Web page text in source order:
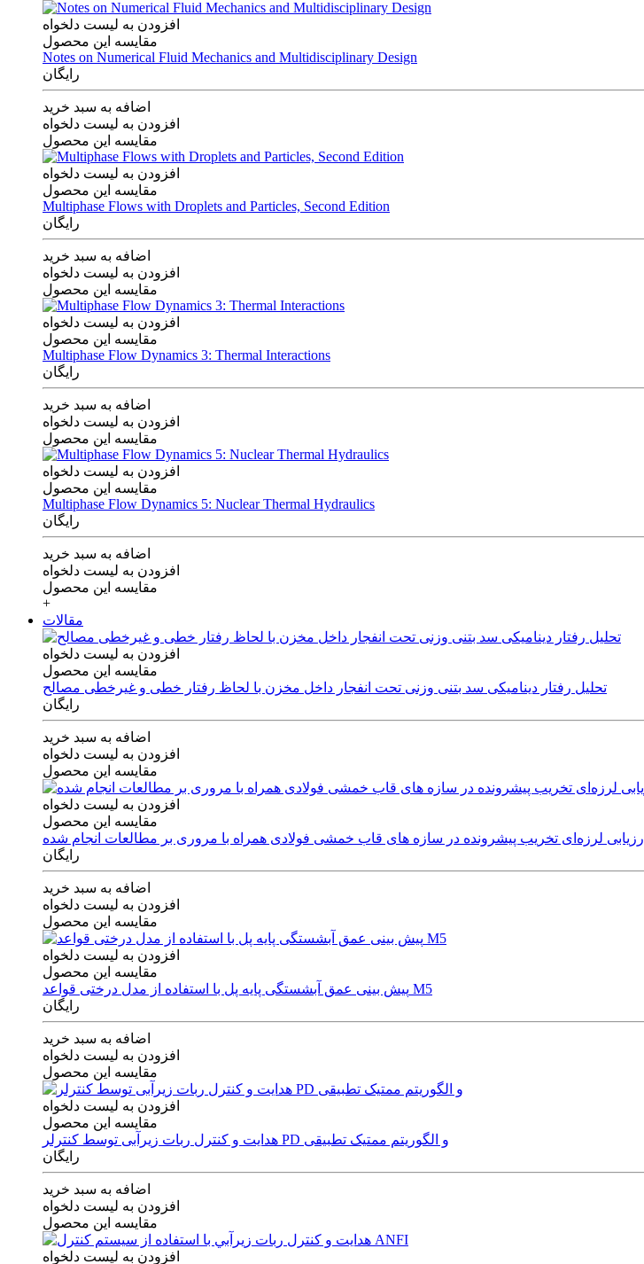
افزودن به لیست دلخواه
مقایسه این محصول
Notes on Numerical Fluid Mechanics and Multidisciplinary Design
رایگان
اضافه به سبد خرید
افزودن به لیست دلخواه
مقایسه این محصول
افزودن به لیست دلخواه
مقایسه این محصول
Multiphase Flows with Droplets and Particles, Second Edition
رایگان
اضافه به سبد خرید
افزودن به لیست دلخواه
مقایسه این محصول
افزودن به لیست دلخواه
مقایسه این محصول
Multiphase Flow Dynamics 3: Thermal Interactions
رایگان
اضافه به سبد خرید
افزودن به لیست دلخواه
مقایسه این محصول
افزودن به لیست دلخواه
مقایسه این محصول
Multiphase Flow Dynamics 5: Nuclear Thermal Hydraulics
رایگان
اضافه به سبد خرید
افزودن به لیست دلخواه
مقایسه این محصول
+
مقالات
افزودن به لیست دلخواه
مقایسه این محصول
تحلیل رفتار دینامیکی سد بتنی وزنی تحت انفجار داخل مخزن با لحاظ رفتار خطی و غیرخطی مصالح
رایگان
اضافه به سبد خرید
افزودن به لیست دلخواه
مقایسه این محصول
افزودن به لیست دلخواه
مقایسه این محصول
ارزیابی لرزه‌ای تخریب پیشرونده در سازه های قاب خمشی فولادی همراه با مروری بر مطالعات انجام شده
رایگان
اضافه به سبد خرید
افزودن به لیست دلخواه
مقایسه این محصول
افزودن به لیست دلخواه
مقایسه این محصول
پیش بینی عمق آبشستگی پایه پل با استفاده از مدل درختی قواعد M5
رایگان
اضافه به سبد خرید
افزودن به لیست دلخواه
مقایسه این محصول
افزودن به لیست دلخواه
مقایسه این محصول
هدایت و کنترل ربات زیرآبی توسط کنترلر PD و الگوریتم ممتیک تطبیقی
رایگان
اضافه به سبد خرید
افزودن به لیست دلخواه
مقایسه این محصول
افزودن به لیست دلخواه